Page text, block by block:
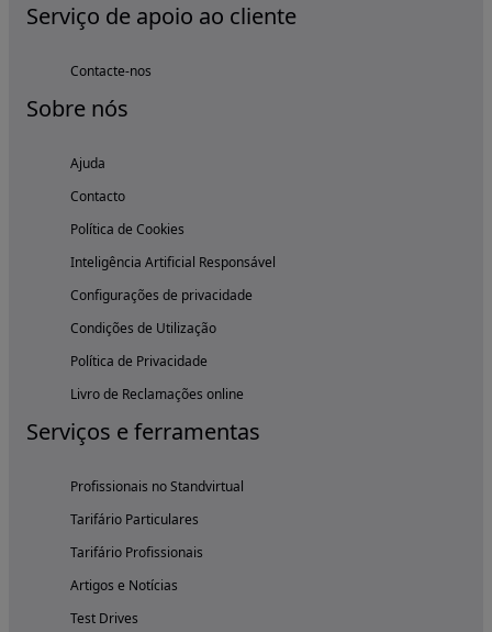
Serviço de apoio ao cliente
Contacte-nos
Sobre nós
Ajuda
Contacto
Política de Cookies
Inteligência Artificial Responsável
Configurações de privacidade
Condições de Utilização
Política de Privacidade
Livro de Reclamações online
Serviços e ferramentas
Profissionais no Standvirtual
Tarifário Particulares
Tarifário Profissionais
Artigos e Notícias
Test Drives